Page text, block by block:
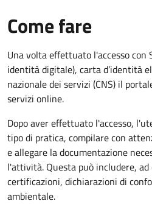
Come fare
Una volta effettuato l'accesso con
identità digitale), carta d’identità
nazionale dei servizi (CNS) il
servizi online.
Dopo aver effettuato l'accesso,
tipo di pratica, compilare con
e allegare la documentazione
l'attività. Questa può includere,
certificazioni, dichiarazioni di
ambientale.